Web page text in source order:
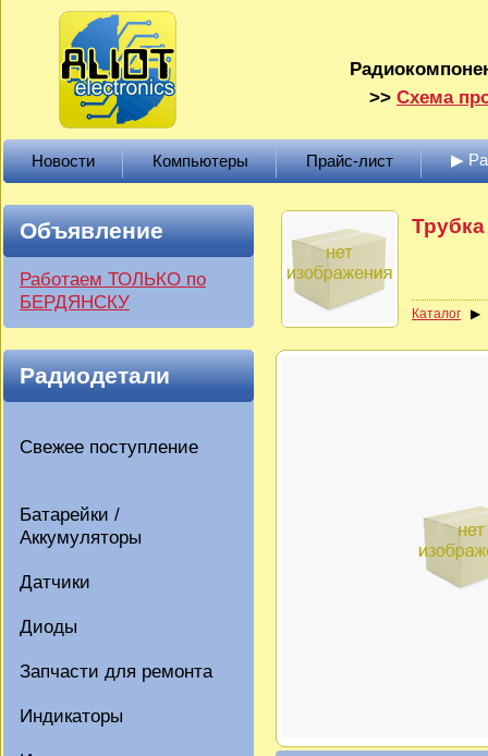
>> Схема
Новости Компьютеры Прайс-лист ▶
Объявление
Работаем ТОЛЬКО по
БЕРДЯНСКУ
Радиодетали
Свежее поступление
Батарейки /
Аккумуляторы
Датчики
Диоды
Запчасти для ремонта
Индикаторы
Каталог